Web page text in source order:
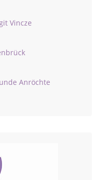
Vincze
Anröchte